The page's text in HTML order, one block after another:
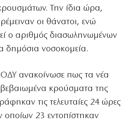
Την ίδια ώρα,
οι θάνατοι, ενώ
ο αριθμός διασωληνωμένων
δημόσια νοσοκομεία.
ανακοίνωσε πως τα νέα
κρούσματα της
τις τελευταίες 24 ώρες
οποίων 23 εντοπίστηκαν